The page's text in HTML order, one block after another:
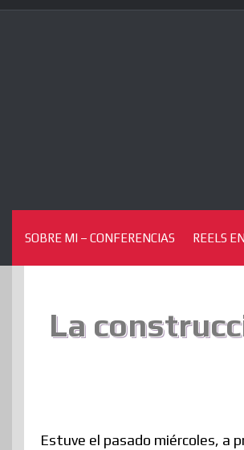
Skip
SOBRE MI – CONFERENCIAS REELS
La
Estuve el pasado miércoles, a